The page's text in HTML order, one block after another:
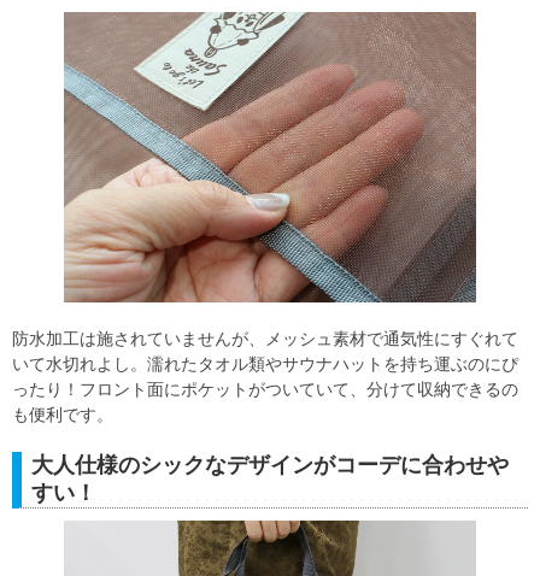
防水加工は施されていませんが、メッシュ素材で通気性にすぐれて
いて水切れよし。濡れたタオル類やサウナハットを持ち運ぶのにぴ
ったり！フロント面にポケットがついていて、分けて収納できるの
も便利です。
大人仕様のシックなデザインがコーデに合わせや
すい！